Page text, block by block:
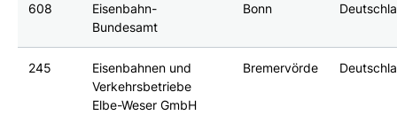
608
Eisenbahn-
Bundesamt
Bonn
245
Eisenbahnen und
Verkehrsbetriebe
Elbe-Weser GmbH
Bremervörde